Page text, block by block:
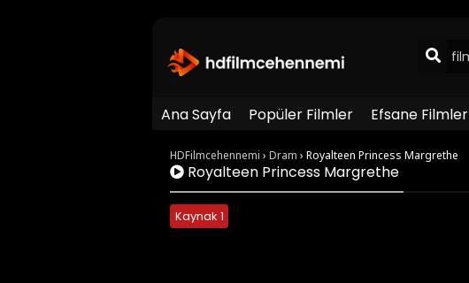
Ana Sayfa Popüler Filmler Efsane Filmler
HDFilmcehennemi › Dram › Royalteen Princess Margrethe
Royalteen Princess Margrethe
Kaynak 1